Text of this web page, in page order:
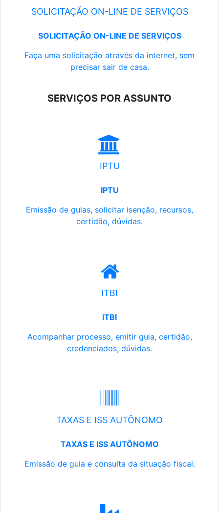
SOLICITAÇÃO ON-LINE DE SERVIÇOS
SOLICITAÇÃO ON-LINE DE SERVIÇOS
Faça uma solicitação através da internet, sem
precisar sair de casa.
SERVIÇOS POR ASSUNTO
IPTU
IPTU
Emissão de guias, solicitar isenção, recursos,
certidão, dúvidas.
ITBI
ITBI
Acompanhar processo, emitir guia, certidão,
credenciados, dúvidas.
TAXAS E ISS AUTÔNOMO
TAXAS E ISS AUTÔNOMO
Emissão de guia e consulta da situação fiscal.